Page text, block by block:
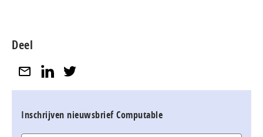
Deel
Inschrijven nieuwsbrief Computable